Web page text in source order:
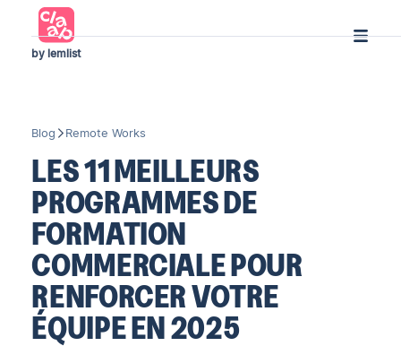
by lemlist
Blog Remote Works
LES 11 MEILLEURS
PROGRAMMES DE
FORMATION
COMMERCIALE POUR
RENFORCER VOTRE
ÉQUIPE EN 2025